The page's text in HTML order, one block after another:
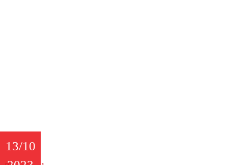
13/10